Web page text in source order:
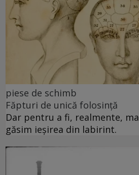
piese de schimb
Făpturi de unică folosință
Dar pentru a fi, realmente,
găsim ieșirea din labirint.